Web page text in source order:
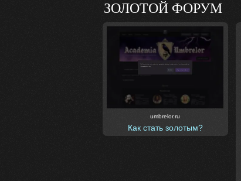
ЗОЛОТОЙ ФОРУМ
umbrelor.ru
Как стать золотым?